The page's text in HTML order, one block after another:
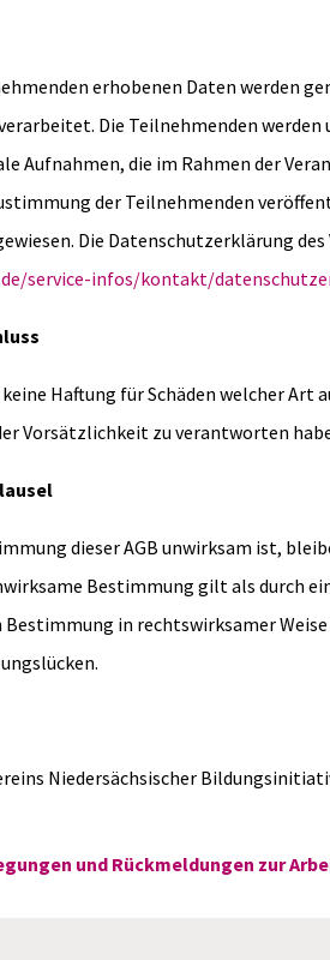
erhobenen Daten werden
Die Teilnehmenden werden
Aufnahmen, die im Rahmen der
der Teilnehmenden
Die Datenschutzerklärung
service-infos/kontakt/
Haftung für Schäden welcher Art
Vorsätzlichkeit zu verantworten
dieser AGB unwirksam ist,
Bestimmung gilt als durch
Bestimmung in rechtswirksamer
Niedersächsischer
und Rückmeldungen zur